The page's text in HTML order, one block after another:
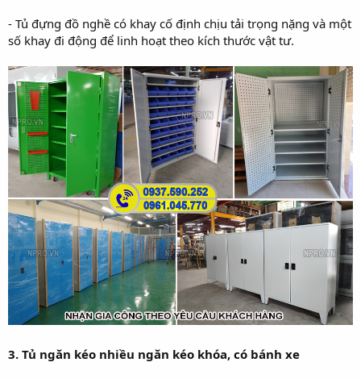
- Tủ đựng đồ nghề có khay cố định chịu tải trọng nặng và một
số khay đi động để linh hoạt theo kích thước vật tư.
3. Tủ ngăn kéo nhiều ngăn kéo khóa, có bánh xe